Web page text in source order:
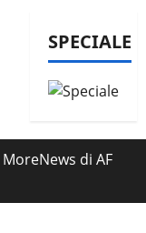
SPECIALE
MoreNews di AF